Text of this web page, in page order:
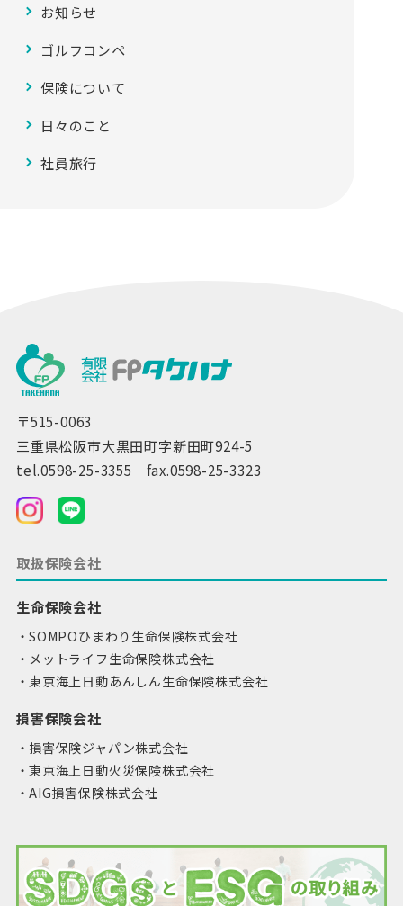
お知らせ
ゴルフコンペ
保険について
日々のこと
社員旅行
〒515-0063
三重県松阪市大黒田町字新田町924-5
tel.0598-25-3355 fax.0598-25-3323
取扱保険会社
生命保険会社
SOMPOひまわり生命保険株式会社
メットライフ生命保険株式会社
東京海上日動あんしん生命保険株式会社
損害保険会社
損害保険ジャパン株式会社
東京海上日動火災保険株式会社
AIG損害保険株式会社